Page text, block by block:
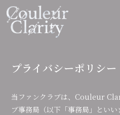
SCHEDULE
VIDEO
プライバシーポリシー
当ファンクラブは、Couleur
ブ事務局（以下「事務局」とい